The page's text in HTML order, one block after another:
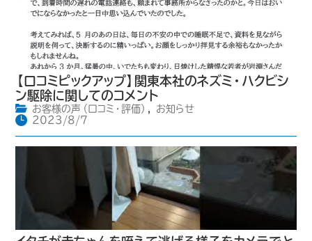
【口コミピックアップ】関東本社のネズミ・ハクビシ
ン駆除に関してのコメント
お客様の声（口コミ・評価）
お知らせ
2023/8/7